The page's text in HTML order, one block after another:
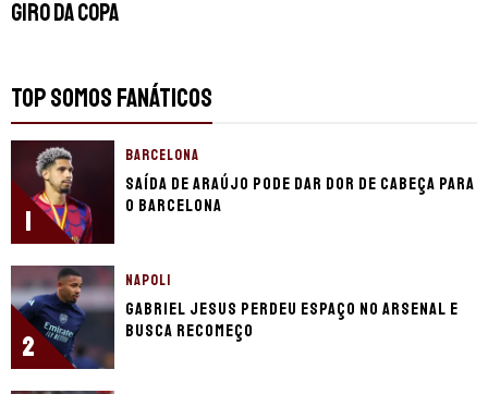
Giro da Copa
TOP SOMOS FANÁTICOS
1
BARCELONA
Saída de Araújo pode dar dor de cabeça para
o Barcelona
2
NAPOLI
Gabriel Jesus perdeu espaço no Arsenal e
busca recomeço